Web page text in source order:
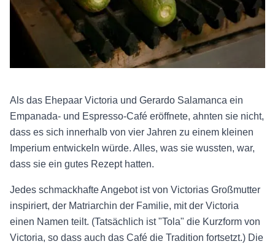
Als das Ehepaar Victoria und Gerardo Salamanca ein
Empanada- und Espresso-Café eröffnete, ahnten sie nicht,
dass es sich innerhalb von vier Jahren zu einem kleinen
Imperium entwickeln würde. Alles, was sie wussten, war,
dass sie ein gutes Rezept hatten.
Jedes schmackhafte Angebot ist von Victorias Großmutter
inspiriert, der Matriarchin der Familie, mit der Victoria
einen Namen teilt. (Tatsächlich ist "Tola" die Kurzform von
Victoria, so dass auch das Café die Tradition fortsetzt.) Die